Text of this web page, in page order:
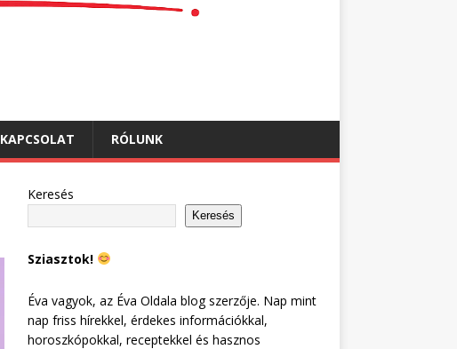
KAPCSOLAT RÓLUNK
Keresés
Keresés
Sziasztok!
Éva vagyok, az Éva Oldala blog szerzője. Nap mint
nap friss hírekkel, érdekes információkkal,
horoszkópokkal, receptekkel és hasznos